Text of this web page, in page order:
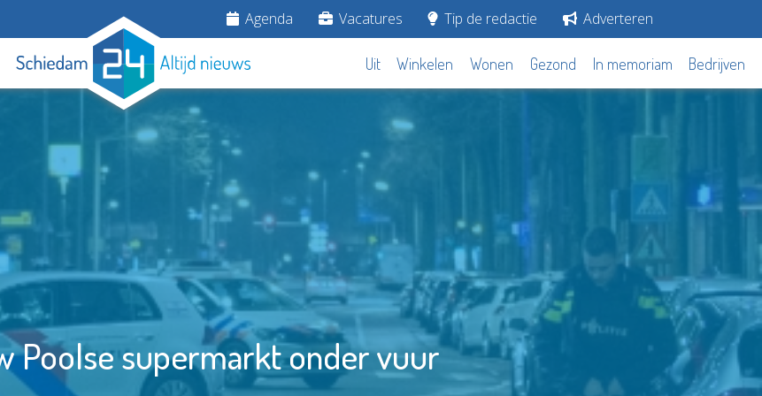
Agenda Vacatures Tip de redactie Adverteren
Uit Winkelen Wonen Gezond In memoriam Bedrijven
Poolse supermarkt onder vuur